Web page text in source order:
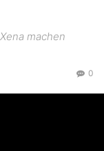
machen
0